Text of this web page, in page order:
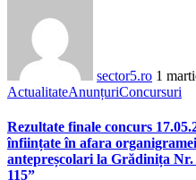
sector5.ro 1
ActualitateAnunțuriConcursuri
Rezultate finale concurs
înființate în afara
antepreșcolari la Grădinița Nr.
115”